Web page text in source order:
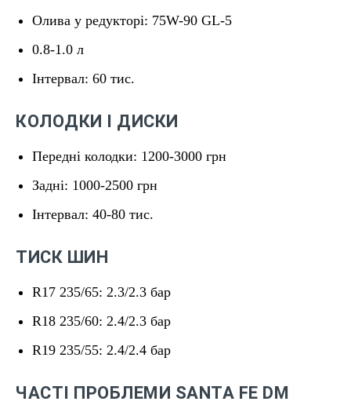
Олива у редукторі: 75W-90 GL-5
0.8-1.0 л
Інтервал: 60 тис.
КОЛОДКИ І ДИСКИ
Передні колодки: 1200-3000 грн
Задні: 1000-2500 грн
Інтервал: 40-80 тис.
ТИСК ШИН
R17 235/65: 2.3/2.3 бар
R18 235/60: 2.4/2.3 бар
R19 235/55: 2.4/2.4 бар
ЧАСТІ ПРОБЛЕМИ SANTA FE DM